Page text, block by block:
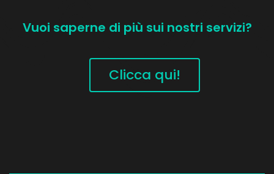
Vuoi saperne di più sui nostri servizi?
Clicca qui!